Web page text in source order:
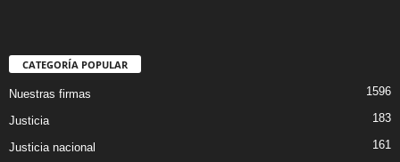
CATEGORÍA POPULAR
Nuestras firmas 1596
Justicia 183
Justicia nacional 161